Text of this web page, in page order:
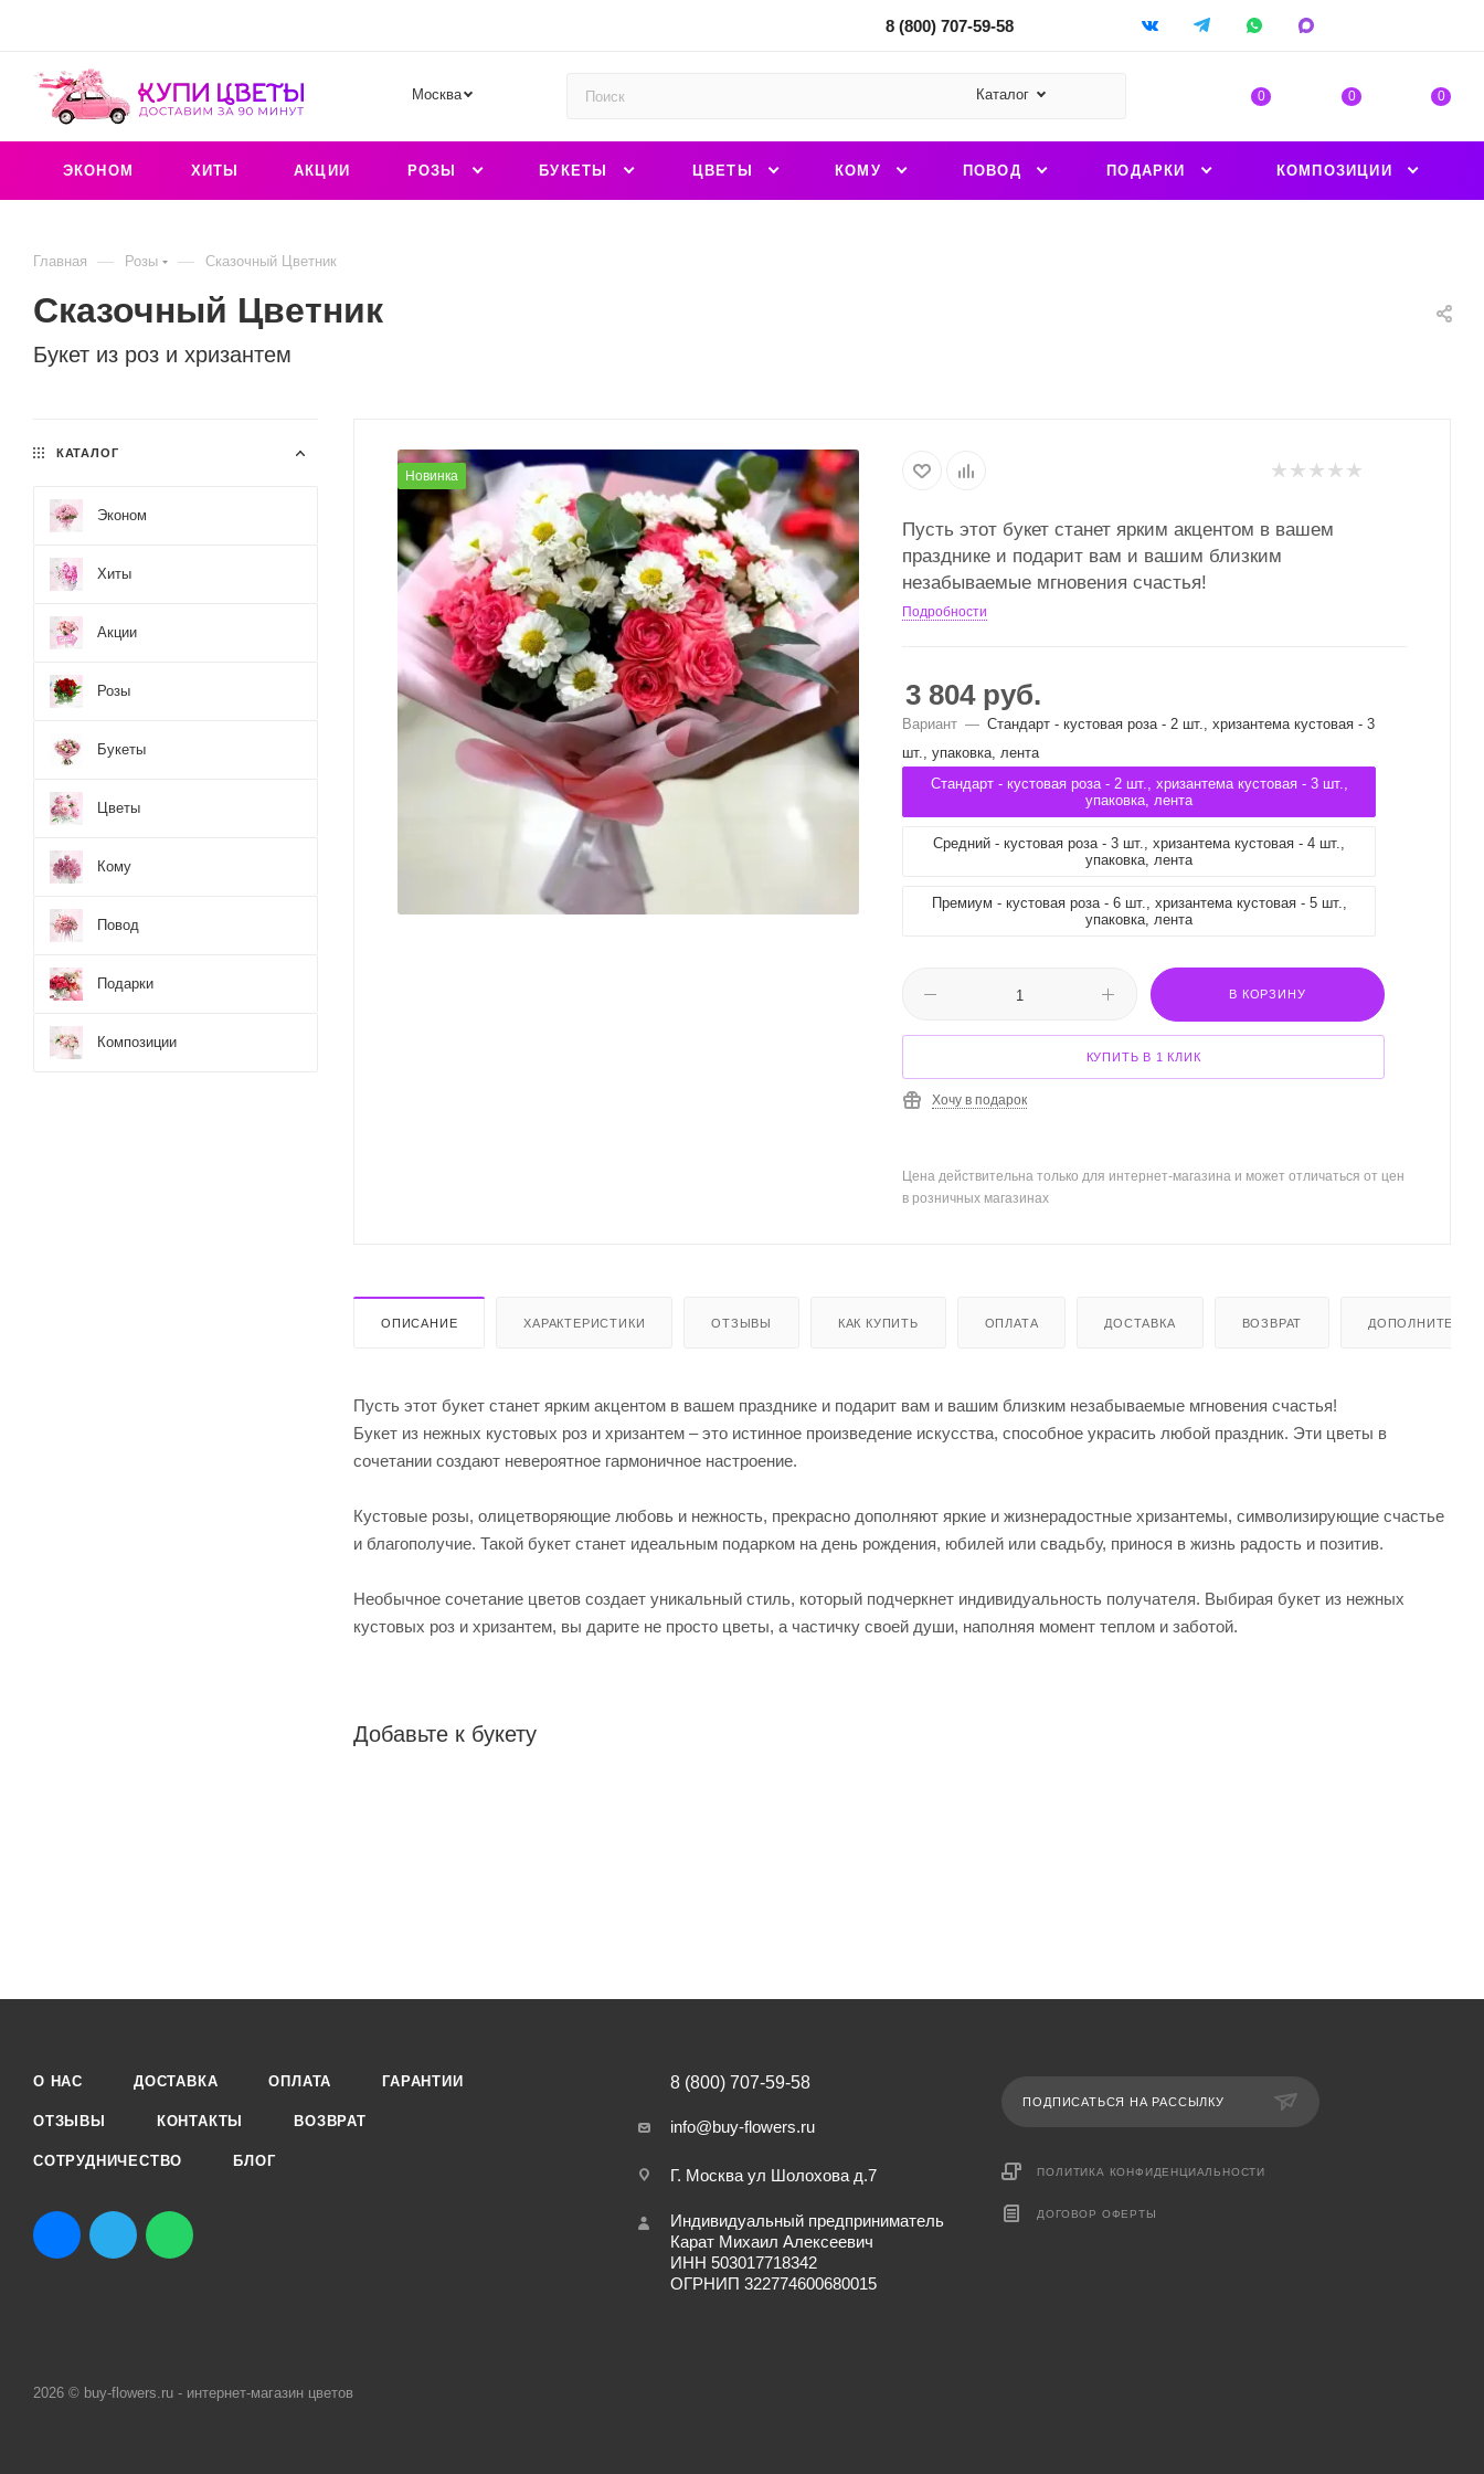
8 (800) 707-59-58
Москва Каталог 0 0 0
ЭКОНОМ ХИТЫ АКЦИИ РОЗЫ БУКЕТЫ ЦВЕТЫ КОМУ ПОВОД ПОДАРКИ КОМПОЗИЦИИ
Главная — Розы — Сказочный Цветник
Букет из роз и хризантем
Сказочный Цветник
Новинка
Пусть этот букет станет ярким акцентом в вашем
празднике и подарит вам и вашим близким
незабываемые мгновения счастья!
Подробности
3 804руб.
Вариант — Стандарт - кустовая роза - 2 шт., хризантема кустовая - 3
шт., упаковка, лента
Стандарт - кустовая роза - 2 шт., хризантема кустовая - 3 шт.,
упаковка, лента
Средний - кустовая роза - 3 шт., хризантема кустовая - 4 шт.,
упаковка, лента
Премиум - кустовая роза - 6 шт., хризантема кустовая - 5 шт.,
упаковка, лента
В КОРЗИНУ
КУПИТЬ В 1 КЛИК
Хочу в подарок
Цена действительна только для интернет-магазина и может отличаться от цен
в розничных магазинах
ОПИСАНИЕ ХАРАКТЕРИСТИКИ ОТЗЫВЫ КАК КУПИТЬ ОПЛАТА ДОСТАВКА ВОЗВРАТ
Пусть этот букет станет ярким акцентом в вашем празднике и подарит вам и вашим близким незабываемые мгновения счастья!
Букет из нежных кустовых роз и хризантем – это истинное произведение искусства, способное украсить любой праздник. Эти цветы в
сочетании создают невероятное гармоничное настроение.
Кустовые розы, олицетворяющие любовь и нежность, прекрасно дополняют яркие и жизнерадостные хризантемы, символизирующие счастье
и благополучие. Такой букет станет идеальным подарком на день рождения, юбилей или свадьбу, принося в жизнь радость и позитив.
Необычное сочетание цветов создает уникальный стиль, который подчеркнет индивидуальность получателя. Выбирая букет из нежных
кустовых роз и хризантем, вы дарите не просто цветы, а частичку своей души, наполняя момент теплом и заботой.
Добавьте к букету
КАТАЛОГ
Эконом
Хиты
Акции
Розы
Букеты
Цветы
Кому
Повод
Подарки
Композиции
О НАС ДОСТАВКА ОПЛАТА ГАРАНТИИ
ОТЗЫВЫ КОНТАКТЫ ВОЗВРАТ
СОТРУДНИЧЕСТВО БЛОГ
8 (800) 707-59-58
info@buy-flowers.ru
Г. Москва ул Шолохова д.7
Индивидуальный предприниматель
Карат Михаил Алексеевич
ИНН 503017718342
ОГРНИП 322774600680015
ПОДПИСАТЬСЯ НА РАССЫЛКУ
ПОЛИТИКА КОНФИДЕНЦИАЛЬНОСТИ
ДОГОВОР ОФЕРТЫ
2026 © buy-flowers.ru - интернет-магазин цветов